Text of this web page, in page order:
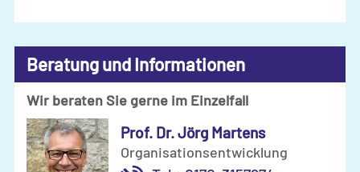
Beratung und Informationen
Wir beraten Sie gerne im Einzelfall
Prof. Dr. Jörg Martens
Organisations­ent­wicklung